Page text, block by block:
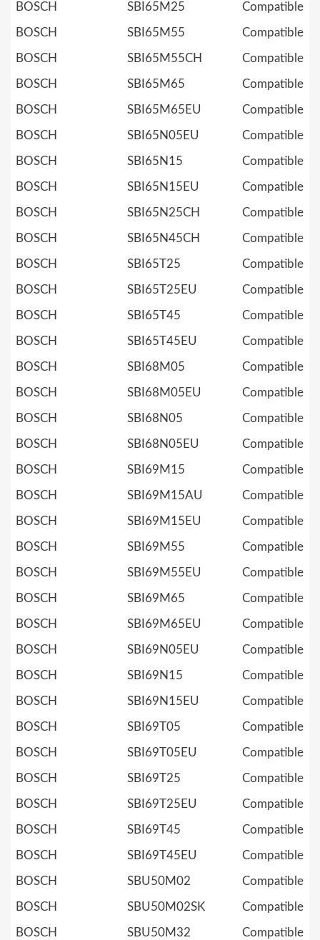
BOSCH SBI65M25 Compatible
BOSCH SBI65M55 Compatible
BOSCH SBI65M55CH Compatible
BOSCH SBI65M65 Compatible
BOSCH SBI65M65EU Compatible
BOSCH SBI65N05EU Compatible
BOSCH SBI65N15 Compatible
BOSCH SBI65N15EU Compatible
BOSCH SBI65N25CH Compatible
BOSCH SBI65N45CH Compatible
BOSCH SBI65T25 Compatible
BOSCH SBI65T25EU Compatible
BOSCH SBI65T45 Compatible
BOSCH SBI65T45EU Compatible
BOSCH SBI68M05 Compatible
BOSCH SBI68M05EU Compatible
BOSCH SBI68N05 Compatible
BOSCH SBI68N05EU Compatible
BOSCH SBI69M15 Compatible
BOSCH SBI69M15AU Compatible
BOSCH SBI69M15EU Compatible
BOSCH SBI69M55 Compatible
BOSCH SBI69M55EU Compatible
BOSCH SBI69M65 Compatible
BOSCH SBI69M65EU Compatible
BOSCH SBI69N05EU Compatible
BOSCH SBI69N15 Compatible
BOSCH SBI69N15EU Compatible
BOSCH SBI69T05 Compatible
BOSCH SBI69T05EU Compatible
BOSCH SBI69T25 Compatible
BOSCH SBI69T25EU Compatible
BOSCH SBI69T45 Compatible
BOSCH SBI69T45EU Compatible
BOSCH SBU50M02 Compatible
BOSCH SBU50M02SK Compatible
BOSCH SBU50M32 Compatible